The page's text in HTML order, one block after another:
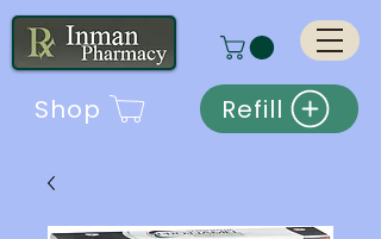
Refill
Shop